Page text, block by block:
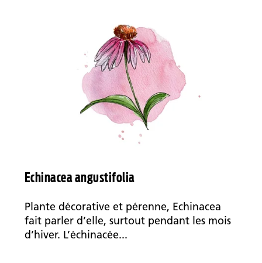
Echinacea angustifolia
Plante décorative et pérenne, Echinacea
fait parler d’elle, surtout pendant les mois
d’hiver. L’échinacée...